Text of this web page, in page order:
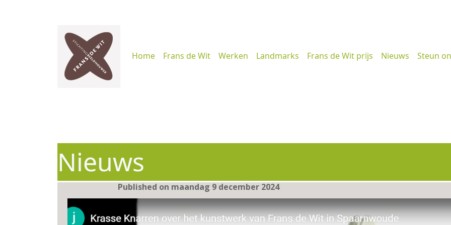
Home Frans de Wit Werken Landmarks Frans de Wit prijs Nieuws Steun
Nieuws
Published on maandag 9 december 2024